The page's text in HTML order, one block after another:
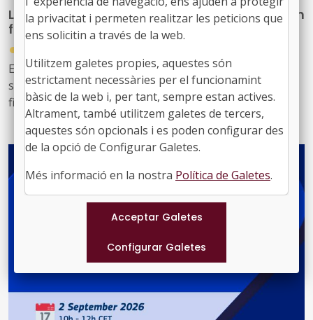
La UE finança 117 projectes de recerca per a un
futur més verd amb 742 milions d'euros
●
Els projectes, que ja han signat els convenis de
subvenció amb la Comissió, compten amb un
finançament conjunt de 742,5 milions d'euros i
contribuiran als objectius del Pacte Verd Europeu, fent
front a la degradació ambiental, ajudant a revertir la
pèrdua de biodiversitat i millorant la gestió dels
recursos naturals.
la privacitat i permeten realitzar les peticions que
ens solicitin a través de la web.
Utilitzem galetes propies, aquestes són
estrictament necessàries per el funcionamint
bàsic de la web i, per tant, sempre estan actives.
Altrament, també utilitzem galetes de tercers,
aquestes són opcionals i es poden configurar des
de la opció de Configurar Galetes.
Més informació en la nostra Política de Galetes.